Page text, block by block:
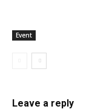
Event
Leave a reply